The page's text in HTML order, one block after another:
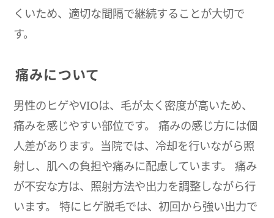
くいため、適切な間隔で継続することが大切で
す。
痛みについて
男性のヒゲやVIOは、毛が太く密度が高いため、
痛みを感じやすい部位です。 痛みの感じ方には個
人差があります。当院では、冷却を行いながら照
射し、肌への負担や痛みに配慮しています。 痛み
が不安な方は、照射方法や出力を調整しながら行
います。 特にヒゲ脱毛では、初回から強い出力で